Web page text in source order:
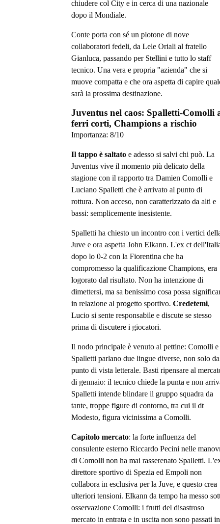
chiudere col City e in cerca di una nazionale
dopo il Mondiale.
Conte porta con sé un plotone di nove
collaboratori fedeli, da Lele Oriali al fratello
Gianluca, passando per Stellini e tutto lo staff
tecnico. Una vera e propria "azienda" che si
muove compatta e che ora aspetta di capire
sarà la prossima destinazione.
Juventus nel caos: Spalletti-Comolli
ferri corti, Champions a rischio
Importanza: 8/10
Il tappo è saltato e adesso si salvi chi può. La
Juventus vive il momento più delicato della
stagione con il rapporto tra Damien Comolli e
Luciano Spalletti che è arrivato al punto di
rottura. Non acceso, non caratterizzato da alti e
bassi: semplicemente inesistente.
Spalletti ha chiesto un incontro con i vertici
Juve e ora aspetta John Elkann. L'ex ct
dopo lo 0-2 con la Fiorentina che ha
compromesso la qualificazione Champions, era
logorato dal risultato. Non ha intenzione di
dimettersi, ma sa benissimo cosa possa
in relazione al progetto sportivo. Credetemi,
Lucio si sente responsabile e discute se stesso
prima di discutere i giocatori.
Il nodo principale è venuto al pettine: Comolli e
Spalletti parlano due lingue diverse, non solo
punto di vista letterale. Basti ripensare al
di gennaio: il tecnico chiede la punta e non
Spalletti intende blindare il gruppo squadra da
tante, troppe figure di contorno, tra cui il dt
Modesto, figura vicinissima a Comolli.
Capitolo mercato: la forte influenza del
consulente esterno Riccardo Pecini nelle
di Comolli non ha mai rasserenato Spalletti.
direttore sportivo di Spezia ed Empoli non
collabora in esclusiva per la Juve, e questo crea
ulteriori tensioni. Elkann da tempo ha messo
osservazione Comolli: i frutti del disastroso
mercato in entrata e in uscita non sono passati in